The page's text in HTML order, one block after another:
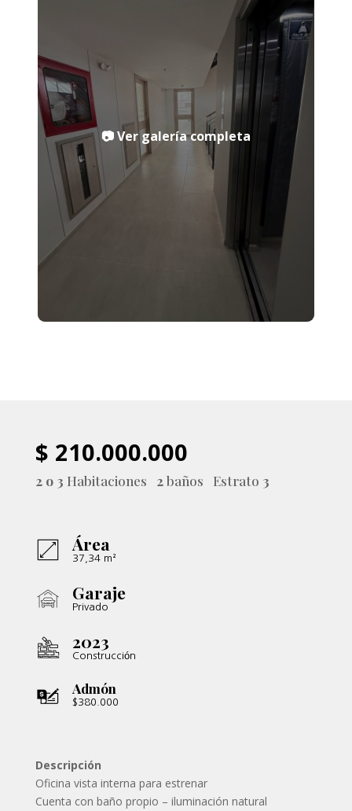
$ 210.000.000
2 o 3 Habitaciones 2baños Estrato 3
Área
37,34 m²
Garaje
Privado
2023
Construcción
Admón
$380.000
Descripción
Oficina vista interna para estrenar
Cuenta con baño propio – iluminación natural